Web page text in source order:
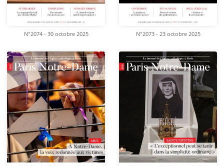
N°2074 - 30 octobre 2025 N°2073 - 23 octobre 2025